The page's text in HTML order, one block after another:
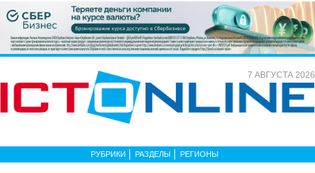
7 АВГУСТА 2026
РУБРИКИ РАЗДЕЛЫ РЕГИОНЫ